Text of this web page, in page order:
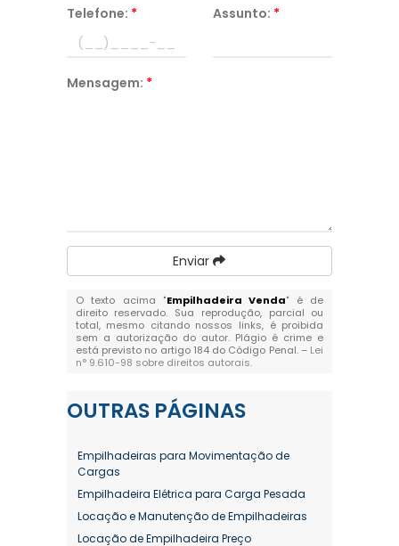
Telefone: * Assunto: *
Mensagem: *
Enviar
O texto acima "Empilhadeira Venda" é de
direito reservado. Sua reprodução, parcial ou
total, mesmo citando nossos links, é proibida
sem a autorização do autor. Plágio é crime e
está previsto no artigo 184 do Código Penal. – Lei
n° 9.610-98 sobre direitos autorais.
OUTRAS PÁGINAS
Empilhadeiras para Movimentação de
Cargas
Empilhadeira Elétrica para Carga Pesada
Locação e Manutenção de Empilhadeiras
Locação de Empilhadeira Preço